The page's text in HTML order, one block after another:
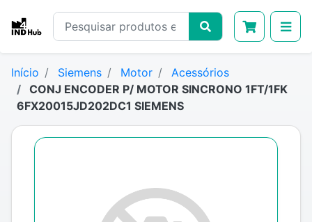
Início Siemens Motor
Acessórios
CONJ ENCODER P/ MOTOR SINCRONO 1FT/1FK
6FX20015JD202DC1 SIEMENS